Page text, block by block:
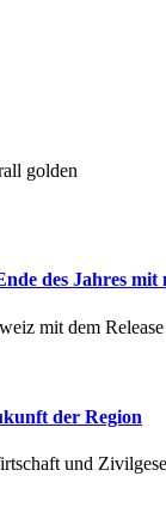
golden
des Jahres mit
mit dem
der Region
und